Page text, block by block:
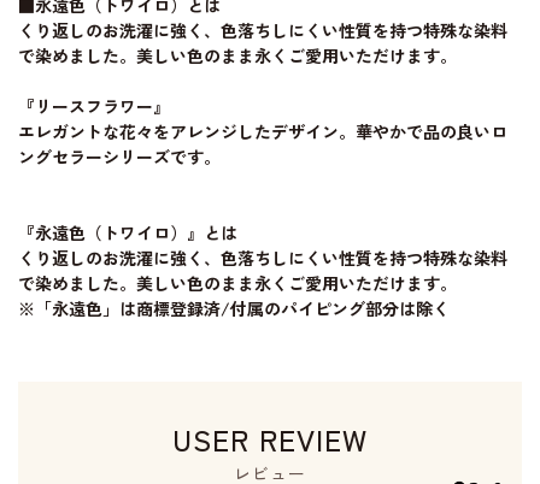
■永遠色（トワイロ）とは
くり返しのお洗濯に強く、色落ちしにくい性質を持つ特殊な染料
で染めました。美しい色のまま永くご愛用いただけます。
『リースフラワー』
エレガントな花々をアレンジしたデザイン。華やかで品の良いロ
ングセラーシリーズです。
『永遠色（トワイロ）』とは
くり返しのお洗濯に強く、色落ちしにくい性質を持つ特殊な染料
で染めました。美しい色のまま永くご愛用いただけます。
※「永遠色」は商標登録済/付属のパイピング部分は除く
USER REVIEW
レビュー